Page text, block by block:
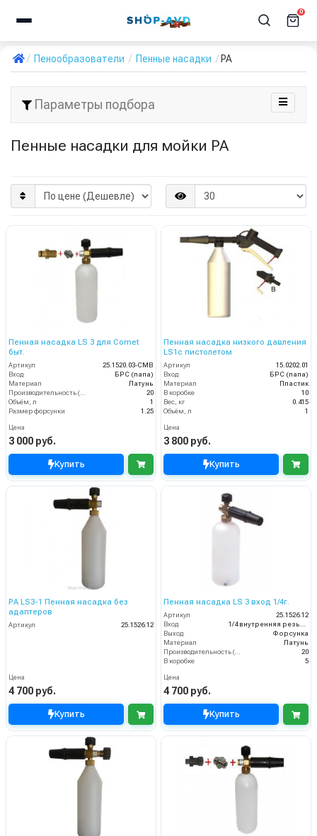
0
Пенообразователи Пенные насадки PA
Параметры подбора
Пенные насадки для мойки PA
Пенная насадка LS 3 для Comet
быт.
Артикул
25.1520.03-CMB
Вход
БРС (папа)
Материал
Латунь
20
Объём, л
1
Размер форсунки
1.25
Цена
3 000 руб.
Купить
Пенная насадка низкого давления
LS1с пистолетом
Артикул
15.0202.01
Вход
БРС (папа)
Материал
Пластик
В коробке
10
Вес, кг
0.415
Объём, л
1
Цена
3 800 руб.
Купить
PA LS3-1 Пенная насадка без
адаптеров
Артикул 25.1526.12
Цена
4 700 руб.
Купить
Пенная насадка LS 3 вход 1/4г.
Артикул
25.1526.12
Вход
1/4 внутренняя резьба
Выход
Форсунка
Материал
Латунь
Производительность (л/мин)
20
В коробке
5
Цена
4 700 руб.
Купить